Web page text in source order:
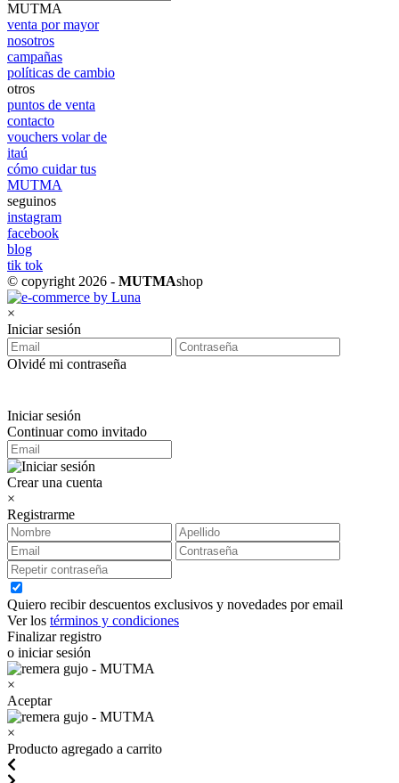
MUTMA
venta por mayor
nosotros
campañas
políticas de cambio
otros
puntos de venta
contacto
vouchers volar de
itaú
cómo cuidar tus
MUTMA
seguinos
instagram
facebook
blog
tik tok
© copyright 2026 - MUTMAshop
×
Iniciar sesión
Olvidé mi contraseña
Iniciar sesión
Continuar como invitado
Crear una cuenta
×
Registrarme
Quiero recibir descuentos exclusivos y novedades por email
Ver los términos y condiciones
Finalizar registro
o iniciar sesión
×
Aceptar
×
Producto agregado a carrito